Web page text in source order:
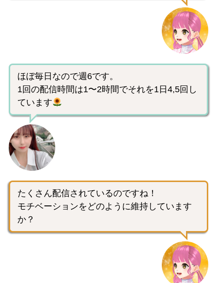
ほぼ毎日なので週6です。
1回の配信時間は1〜2時間でそれを1日4,5回し
ています
たくさん配信されているのですね！
モチベーションをどのように維持しています
か？